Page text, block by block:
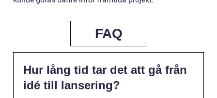
FAQ
Hur lång tid tar det att gå från
idé till lansering?